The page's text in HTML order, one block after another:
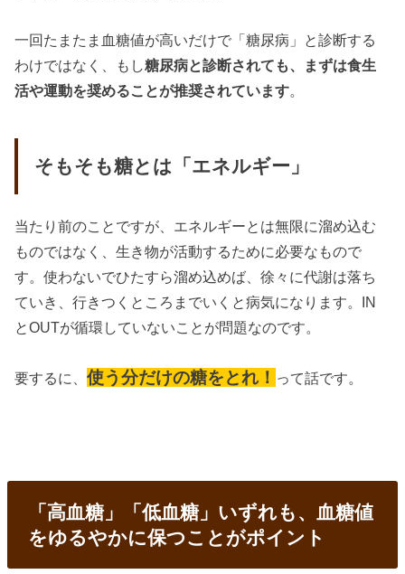
一回たまたま血糖値が高いだけで「糖尿病」と診断する
わけではなく、もし糖尿病と診断されても、まずは食生
活や運動を奨めることが推奨されています。
そもそも糖とは「エネルギー」
当たり前のことですが、エネルギーとは無限に溜め込む
ものではなく、生き物が活動するために必要なもので
す。使わないでひたすら溜め込めば、徐々に代謝は落ち
ていき、行きつくところまでいくと病気になります。IN
とOUTが循環していないことが問題なのです。
要するに、使う分だけの糖をとれ！ って話です。
「高血糖」「低血糖」いずれも、血糖値
をゆるやかに保つことがポイント